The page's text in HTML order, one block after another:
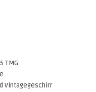
TMG:
Vintagegeschirr